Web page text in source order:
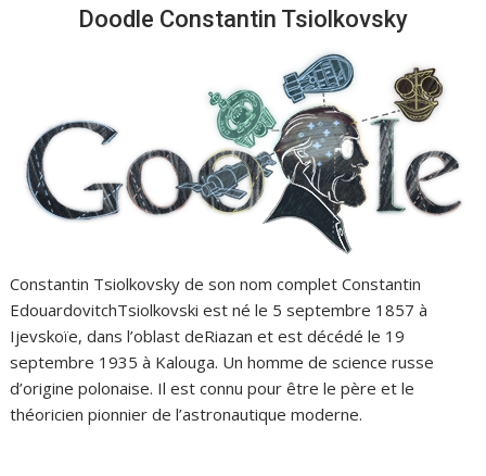
Doodle Constantin Tsiolkovsky
Constantin Tsiolkovsky de son nom complet Constantin
EdouardovitchTsiolkovski est né le 5 septembre 1857 à
Ijevskoïe, dans l’oblast deRiazan et est décédé le 19
septembre 1935 à Kalouga. Un homme de science russe
d’origine polonaise. Il est connu pour être le père et le
théoricien pionnier de l’astronautique moderne.